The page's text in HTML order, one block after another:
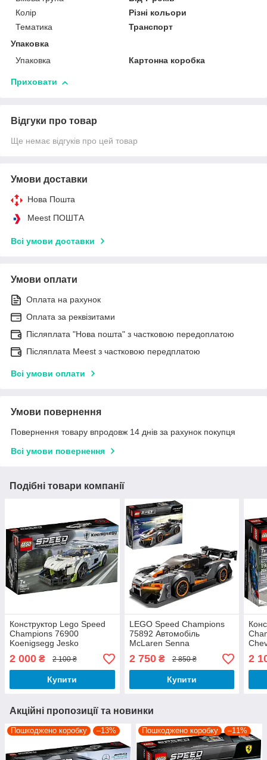
Колір
Різні кольори
Тематика
Транспорт
Упаковка
Упаковка
Картонна коробка
Приховати
Відгуки про товар
Ще немає відгуків про цей товар
Умови доставки
Нова Пошта
Meest ПОШТА
Всі умови доставки
Умови оплати
Оплата на рахунок
Оплата за реквізитами
Післяплата "Нова пошта" з частковою передоплатою
Післяплата Meest з частковою передплатою
Всі умови оплати
Умови повернення
Повернення товару впродовж 14 днів за рахунок покупця
Всі умови повернення
Подібні товари компанії
Конструктор Lego Speed
Champions 76900
Koenigsegg Jesko
2 000 ₴ 2 100 ₴
Купити
LEGO Speed Champions
75892 Автомобіль
McLaren Senna
2 750₴ 2 850 ₴
Купити
2
Акційні пропозиції та новинки
Пошкоджено коробку –13% Пошкоджено коробку –11%